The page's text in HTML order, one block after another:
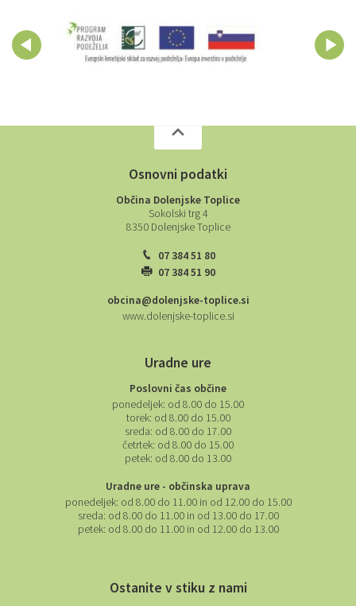
Osnovni podatki
Občina Dolenjske Toplice
Sokolski trg 4
8350 Dolenjske Toplice
07 384 51 80
07 384 51 90
obcina@dolenjske-toplice.si
www.dolenjske-toplice.si
Uradne ure
Poslovni čas občine
ponedeljek: od 8.00 do 15.00
torek: od 8.00 do 15.00
sreda: od 8.00 do 17.00
četrtek: od 8.00 do 15.00
petek: od 8.00 do 13.00
Uradne ure - občinska uprava
ponedeljek: od 8.00 do 11.00 in od 12.00 do 15.00
sreda: od 8.00 do 11.00 in od 13.00 do 17.00
petek: od 8.00 do 11.00 in od 12.00 do 13.00
Ostanite v stiku z nami